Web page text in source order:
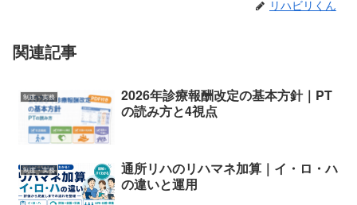
リハビリくん
関連記事
制度・実務
2026年診療報酬改定の基本方針｜PT
の読み方と4視点
制度・実務
通所リハのリハマネ加算｜イ・ロ・ハ
の違いと運用